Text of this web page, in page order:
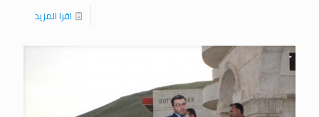
اقرا المزيد